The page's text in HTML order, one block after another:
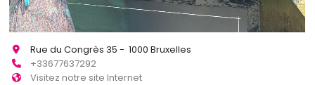
Rue du Congrès 35 - 1000 Bruxelles
+33677637292
Visitez notre site Internet